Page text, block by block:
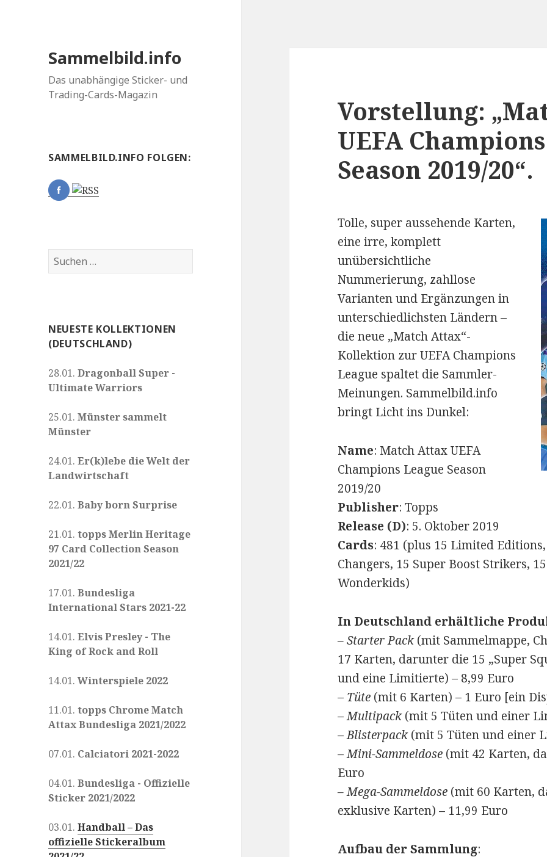
Sammelbild.info
Das unabhängige Sticker- und
Trading-Cards-Magazin
SAMMELBILD.INFO FOLGEN:
Suchen
nach:
NEUESTE KOLLEKTIONEN
(DEUTSCHLAND)
28.01.Dragonball Super -
Ultimate Warriors
25.01.Münster sammelt
Münster
24.01.Er(k)lebe die Welt der
Landwirtschaft
22.01.Baby born Surprise
21.01.topps Merlin Heritage
97 Card Collection Season
2021/22
17.01.Bundesliga
International Stars 2021-22
14.01.Elvis Presley - The
King of Rock and Roll
14.01.Winterspiele 2022
11.01.topps Chrome Match
Attax Bundesliga 2021/2022
07.01. Calciatori 2021-2022
04.01.Bundesliga - Offizielle
Sticker 2021/2022
03.01.Handball – Das
offizielle Stickeralbum
Vorstellung:
UEFA
Season 2019/20“.
Tolle, super aussehende Karten,
eine irre, komplett
unübersichtliche
Nummerierung, zahllose
Varianten und Ergänzungen in
unterschiedlichsten Ländern –
die neue „Match Attax“-
Kollektion zur UEFA Champions
League spaltet die Sammler-
Meinungen. Sammelbild.info
bringt Licht ins Dunkel:
Name: Match Attax UEFA
Champions League Season
2019/20
Publisher: Topps
Release (D): 5. Oktober 2019
Cards: 481 (plus 15 Limited
Changers, 15 Super Boost Strikers,
Wonderkids)
In Deutschland erhältliche
– Starter Pack(mit Sammelmappe,
17 Karten, darunter die 15 „Super
und eine Limitierte) – 8,99 Euro
– Tüte (mit 6 Karten) – 1 Euro [ein
–Multipack(mit 5 Tüten und einer
–Blisterpack(mit 5 Tüten und einer
–Mini-Sammeldose (mit 42 Karten,
Euro
– Mega-Sammeldose (mit 60 Karten,
exklusive Karten) – 11,99 Euro
Aufbau der Sammlung: